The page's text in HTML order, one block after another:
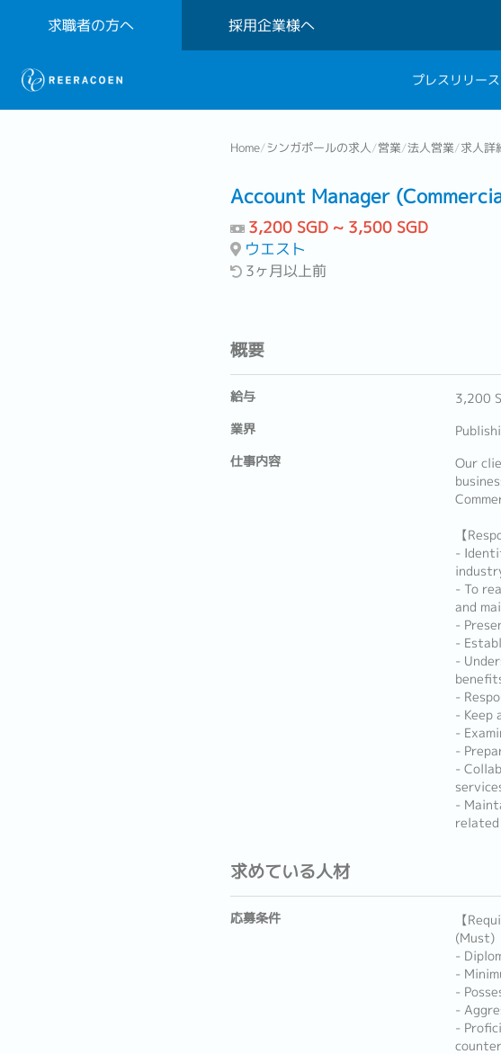
求職者の方へ 採用企業様へ
プレスリリース
Home/シンガポールの求人/営業/法人営業/求人詳
Account Manager
3,200 SGD ~ 3,500 SGD
ウエスト
3ヶ月以上前
概要
給与
3,200
業界
仕事内容
Our
【
-
- To
and
-
-
-
-
- Keep
-
-
-
-
求めている人材
応募条件
【
(Must)
-
-
-
-
-